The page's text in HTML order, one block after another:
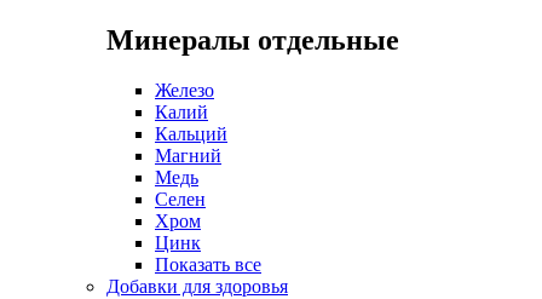
Минералы отдельные
Железо
Калий
Кальций
Магний
Медь
Селен
Хром
Цинк
Показать все
Добавки для здоровья